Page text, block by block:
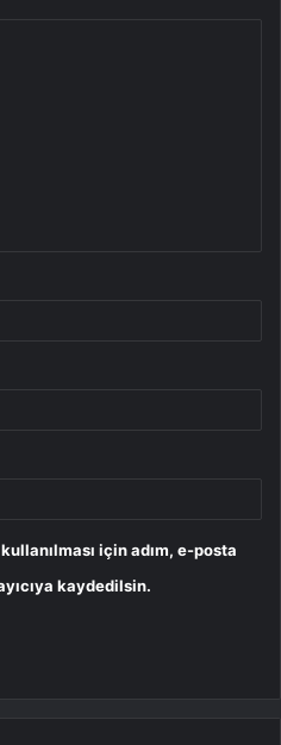
için adım, e-posta
kaydedilsin.